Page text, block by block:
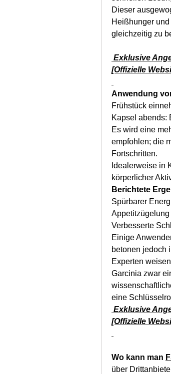
Dieser
Heißhunger
gleichzeitig zu
Exklusive
[Offizielle
Anwendung
Frühstück
Kapsel abends:
Es wird eine
empfohlen; die
Fortschritten.
Idealerweise in
körperlicher
Berichtete
Spürbarer
Verbesserte
Einige
betonen jedoch
Experten
Garcinia zwar
eine
Exklusive
[Offizielle
Wo kann man
über